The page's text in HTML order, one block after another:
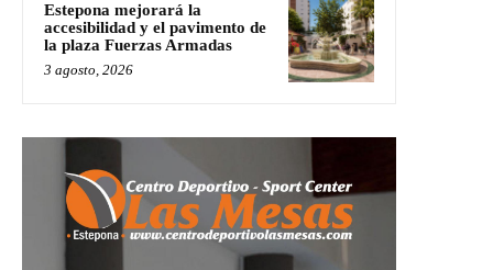
Estepona mejorará la
accesibilidad y el pavimento de
la plaza Fuerzas Armadas
3 agosto, 2026